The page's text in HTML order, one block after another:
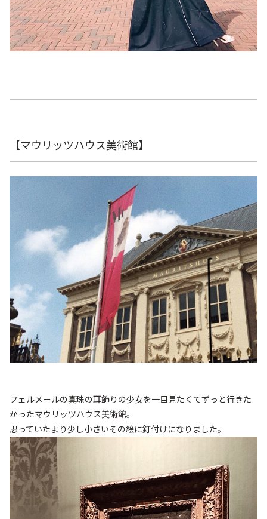
【マウリッツハウス美術館】
フェルメールの真珠の耳飾りの少女を一目見たくてずっと行きた
かったマウリッツハウス美術館。
思っていたより少し小さいその絵に釘付けになりました。